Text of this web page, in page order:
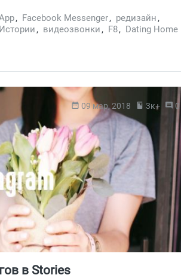
моментам первого дня.
, Facebook Messenger, редизайн,
Истории, видеозвонки, F8, Dating Home
09 мар, 2018 3к+ 0
в Stories